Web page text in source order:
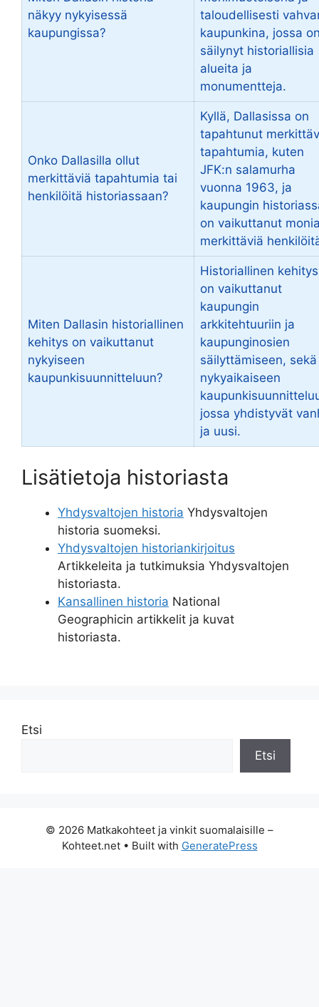
näkyy nykyisessä
kaupungissa?
taloudellisesti
kaupunkina, jossa
säilynyt historiallisia
alueita ja
monumentteja.
Onko Dallasilla ollut
merkittäviä tapahtumia tai
henkilöitä historiassaan?
Kyllä, Dallasissa on
tapahtunut
tapahtumia, kuten
JFK:n salamurha
vuonna 1963, ja
kaupungin
on vaikuttanut
merkittäviä
Miten Dallasin historiallinen
kehitys on vaikuttanut
nykyiseen
kaupunkisuunnitteluun?
Historiallinen kehitys
on vaikuttanut
kaupungin
arkkitehtuuriin ja
kaupunginosien
säilyttämiseen, sekä
nykyaikaiseen
jossa yhdistyvät
ja uusi.
Lisätietoja historiasta
Yhdysvaltojen historia Yhdysvaltojen
historia suomeksi.
Yhdysvaltojen historiankirjoitus
Artikkeleita ja tutkimuksia Yhdysvaltojen
historiasta.
Kansallinen historia National
Geographicin artikkelit ja kuvat
historiasta.
Etsi
Etsi
© 2026 Matkakohteet ja vinkit suomalaisille –
Kohteet.net• Built with GeneratePress